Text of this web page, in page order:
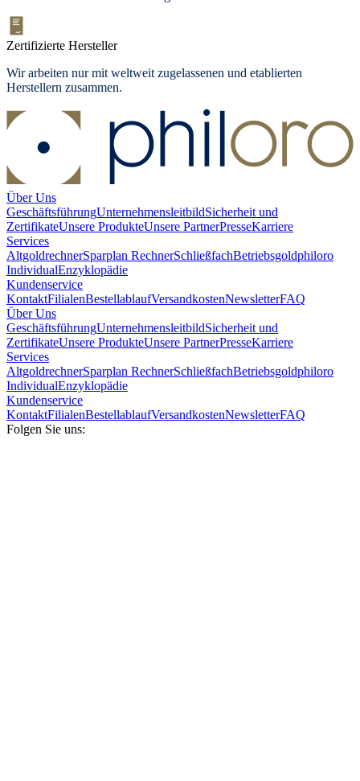
Zertifizierte Hersteller
Wir arbeiten nur mit weltweit zugelassenen und etablierten
Herstellern zusammen.
Über Uns
GeschäftsführungUnternehmensleitbildSicherheit und
ZertifikateUnsere ProdukteUnsere PartnerPresseKarriere
Services
AltgoldrechnerSparplan RechnerSchließfachBetriebsgoldphiloro
IndividualEnzyklopädie
Kundenservice
KontaktFilialenBestellablaufVersandkostenNewsletterFAQ
Über Uns
GeschäftsführungUnternehmensleitbildSicherheit und
ZertifikateUnsere ProdukteUnsere PartnerPresseKarriere
Services
AltgoldrechnerSparplan RechnerSchließfachBetriebsgoldphiloro
IndividualEnzyklopädie
Kundenservice
KontaktFilialenBestellablaufVersandkostenNewsletterFAQ
Folgen Sie uns: